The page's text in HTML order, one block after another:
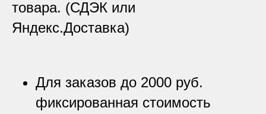
товара. (СДЭК или
Яндекс.Доставка)
Для заказов до 2000 руб.
фиксированная стоимость